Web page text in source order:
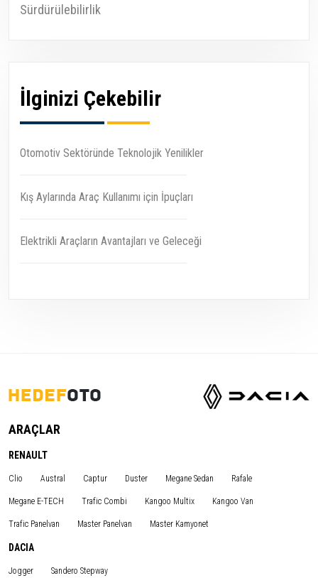
Sürdürülebilirlik
İlginizi Çekebilir
Otomotiv Sektöründe Teknolojik Yenilikler
Kış Aylarında Araç Kullanımı için İpuçları
Elektrikli Araçların Avantajları ve Geleceği
ARAÇLAR
RENAULT
Clio Austral Captur Duster Megane Sedan Rafale
Megane E-TECH Trafic Combi Kangoo Multix Kangoo Van
Trafic Panelvan Master Panelvan Master Kamyonet
DACIA
Jogger Sandero Stepway